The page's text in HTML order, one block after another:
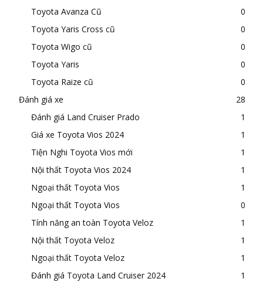
Toyota Avanza Cũ
0
Toyota Yaris Cross cũ
0
Toyota Wigo cũ
0
Toyota Yaris
0
Toyota Raize cũ
0
Đánh giá xe
28
Đánh giá Land Cruiser Prado
1
Giá xe Toyota Vios 2024
1
Tiện Nghi Toyota Vios mới
1
Nội thất Toyota Vios 2024
1
Ngoại thất Toyota Vios
1
Ngoại thất Toyota Vios
0
Tính năng an toàn Toyota Veloz
1
Nội thất Toyota Veloz
1
Ngoại thất Toyota Veloz
1
Đánh giá Toyota Land Cruiser 2024
1